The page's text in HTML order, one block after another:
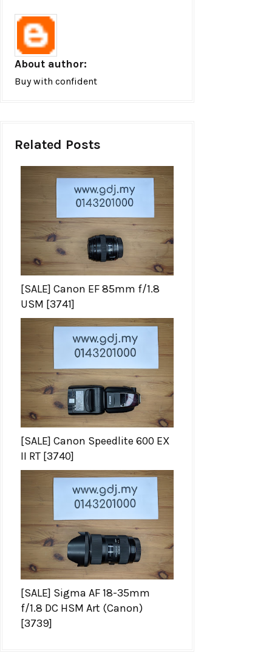
About author:
Buy with confident
Related Posts
[SALE] Canon EF 85mm f/1.8
USM [3741]
[SALE] Canon Speedlite 600 EX
II RT [3740]
[SALE] Sigma AF 18-35mm
f/1.8 DC HSM Art (Canon)
[3739]